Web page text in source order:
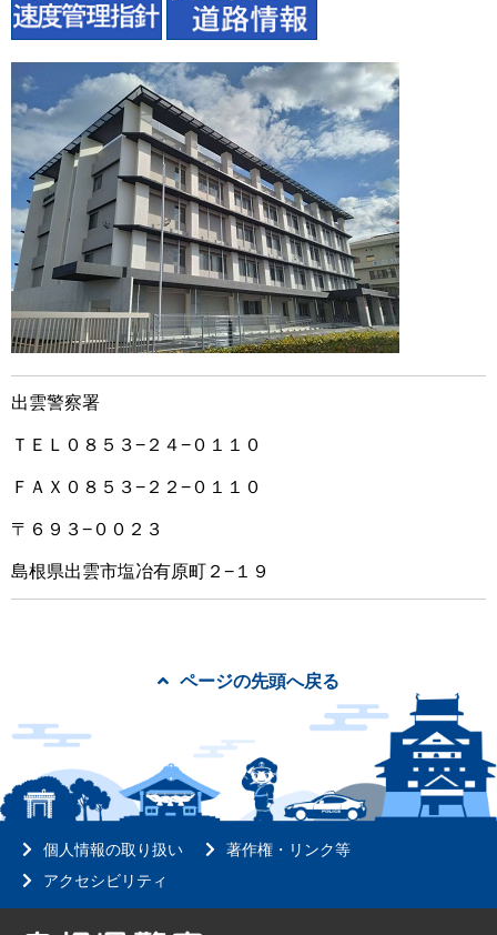
出雲警察署
ＴＥＬ０８５３−２４−０１１０
ＦＡＸ０８５３−２２−０１１０
〒６９３−００２３
島根県出雲市塩冶有原町２−１９
ページの先頭へ戻る
個人情報の取り扱い
著作権・リンク等
アクセシビリティ